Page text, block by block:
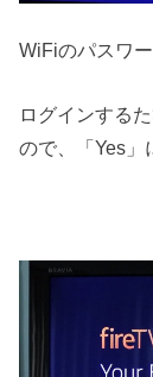
WiFiのパスワ
ログインする
ので、「Yes」